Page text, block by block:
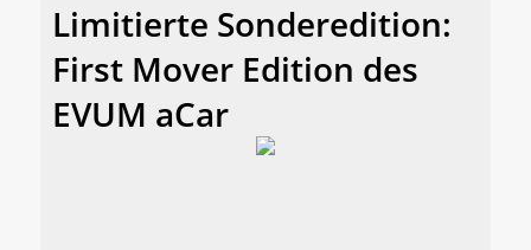
Limitierte Sonderedition:
First Mover Edition des
EVUM aCar